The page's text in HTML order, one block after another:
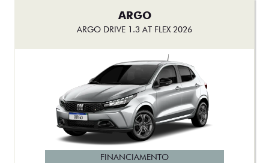
ARGO
ARGO DRIVE 1.3 AT FLEX 2026
FINANCIAMENTO